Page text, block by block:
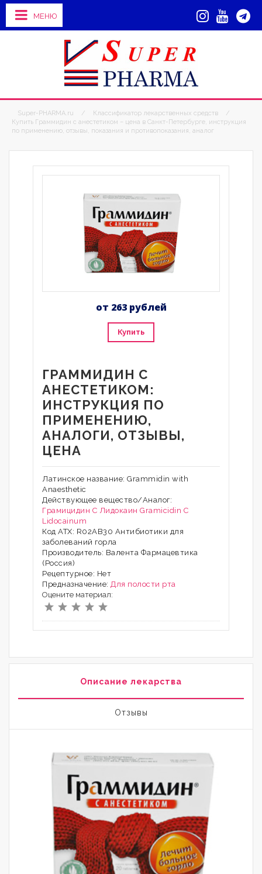
МЕНЮ
Super-PHARMA.ru / Классификатор лекарственных средств
/
Купить Граммидин с анестетиком – цена в Санкт-Петербурге, инструкция
по применению, отзывы, показания и противопоказания, аналог
от 263 рублей
Купить
ГРАММИДИН С
АНЕСТЕТИКОМ:
ИНСТРУКЦИЯ ПО
ПРИМЕНЕНИЮ,
АНАЛОГИ, ОТЗЫВЫ,
ЦЕНА
Латинское название: Grammidin with
Anaesthetic
Действующее вещество/Аналог:
Грамицидин C Лидокаин Gramicidin С
Lidocainum
Код АТХ: R02AB30 Антибиотики для
заболеваний горла
Производитель: Валента Фармацевтика
(Россия)
Рецептурное: Нет
Предназначение: Для полости рта
Оцените материал:
Описание лекарства
Отзывы